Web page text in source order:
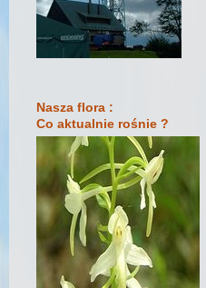
Nasza flora :
Co aktualnie rośnie ?